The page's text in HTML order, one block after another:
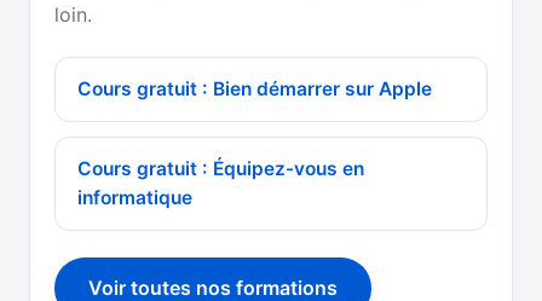
loin.
Cours gratuit : Bien démarrer sur Apple
Cours gratuit : Équipez-vous en
informatique
Voir toutes nos formations